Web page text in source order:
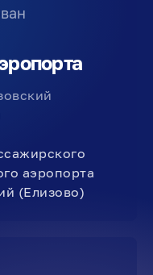
аэропорта
(Елизово)